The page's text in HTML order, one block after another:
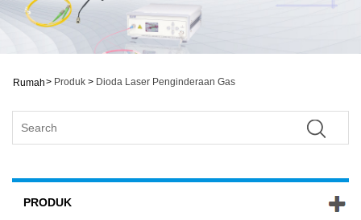
Rumah> Produk > Dioda Laser Penginderaan Gas
PRODUK